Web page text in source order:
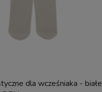
dla wcześniaka - białe